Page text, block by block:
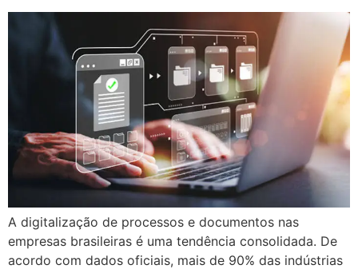
A digitalização de processos e documentos nas
empresas brasileiras é uma tendência consolidada. De
acordo com dados oficiais, mais de 90% das indústrias